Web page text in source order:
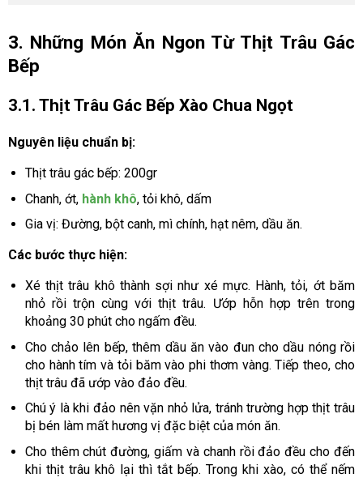
3. Những Món Ăn Ngon Từ Thịt Trâu Gác
Bếp
3.1. Thịt Trâu Gác Bếp Xào Chua Ngọt
Nguyên liệu chuẩn bị:
Thịt trâu gác bếp: 200gr
Chanh, ớt, hành khô, tỏi khô, dấm
Gia vị: Đường, bột canh, mì chính, hạt nêm, dầu ăn.
Các bước thực hiện:
Xé thịt trâu khô thành sợi như xé mực. Hành, tỏi, ớt băm
nhỏ rồi trộn cùng với thịt trâu. Ướp hỗn hợp trên trong
khoảng 30 phút cho ngấm đều.
Cho chảo lên bếp, thêm dầu ăn vào đun cho dầu nóng rồi
cho hành tím và tỏi băm vào phi thơm vàng. Tiếp theo, cho
thịt trâu đã ướp vào đảo đều.
Chú ý là khi đảo nên vặn nhỏ lửa, tránh trường hợp thịt trâu
bị bén làm mất hương vị đặc biệt của món ăn.
Cho thêm chút đường, giấm và chanh rồi đảo đều cho đến
khi thịt trâu khô lại thì tắt bếp. Trong khi xào, có thể nếm